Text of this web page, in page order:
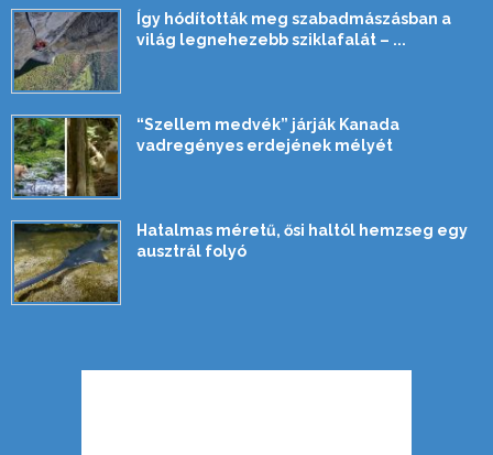
Így hódították meg szabadmászásban a
világ legnehezebb sziklafalát – ...
“Szellem medvék” járják Kanada
vadregényes erdejének mélyét
Hatalmas méretű, ősi haltól hemzseg egy
ausztrál folyó